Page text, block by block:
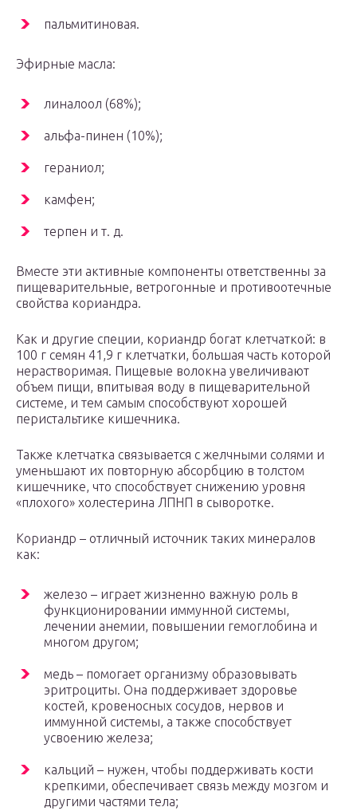
пальмитиновая.
Эфирные масла:
линалоол (68%);
альфа-пинен (10%);
гераниол;
камфен;
терпен и т. д.
Вместе эти активные компоненты ответственны за
пищеварительные, ветрогонные и противоотечные
свойства кориандра.
Как и другие специи, кориандр богат клетчаткой: в
100 г семян 41,9 г клетчатки, большая часть которой
нерастворимая. Пищевые волокна увеличивают
объем пищи, впитывая воду в пищеварительной
системе, и тем самым способствуют хорошей
перистальтике кишечника.
Также клетчатка связывается с желчными солями и
уменьшают их повторную абсорбцию в толстом
кишечнике, что способствует снижению уровня
«плохого» холестерина ЛПНП в сыворотке.
Кориандр – отличный источник таких минералов
как:
железо – играет жизненно важную роль в
функционировании иммунной системы,
лечении анемии, повышении гемоглобина и
многом другом;
медь – помогает организму образовывать
эритроциты. Она поддерживает здоровье
костей, кровеносных сосудов, нервов и
иммунной системы, а также способствует
усвоению железа;
кальций – нужен, чтобы поддерживать кости
крепкими, обеспечивает связь между мозгом и
другими частями тела;